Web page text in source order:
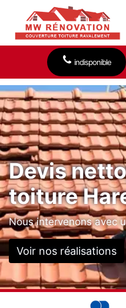
indisponible
Devis
toiture
Nous intervenons avec
Voir nos réalisations